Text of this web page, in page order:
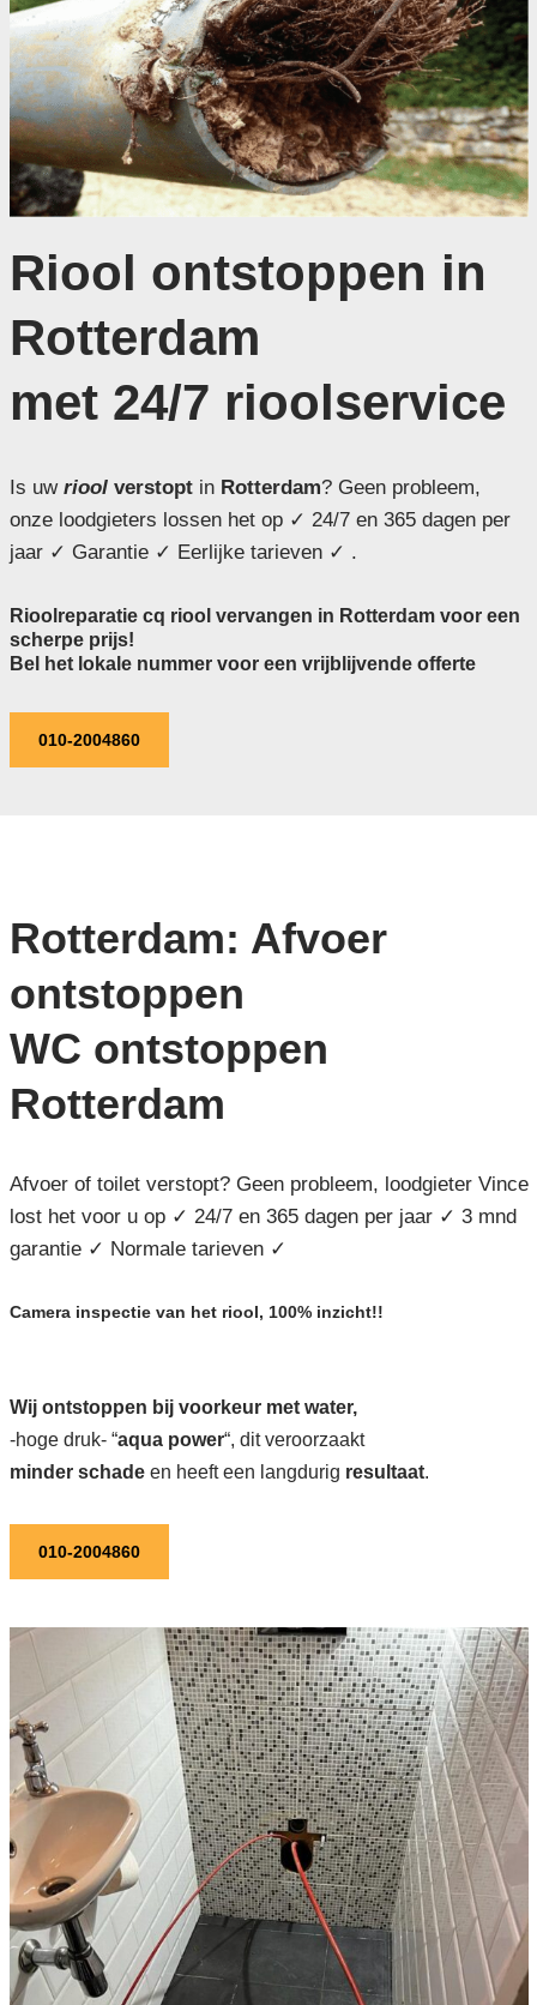
Riool ontstoppen in
Rotterdam
met 24/7 rioolservice
Is uw rioolverstoptin Rotterdam? Geen probleem,
onze loodgieters lossen het op ✓ 24/7 en 365 dagen per
jaar ✓ Garantie ✓ Eerlijke tarieven ✓ .
Rioolreparatie cq riool vervangen in Rotterdam voor een
scherpe prijs!
Bel het lokale nummer voor een vrijblijvende offerte
010-2004860
Rotterdam: Afvoer
ontstoppen
WC ontstoppen
Rotterdam
Afvoer of toilet verstopt? Geen probleem, loodgieter Vince
lost het voor u op ✓ 24/7 en 365 dagen per jaar ✓ 3 mnd
garantie ✓ Normale tarieven ✓
Camera inspectie van het riool, 100% inzicht!!
Wij ontstoppen bij voorkeur met water,
-hoge druk- “aqua power“, dit veroorzaakt
minder schadeen heeft een langdurig resultaat.
010-2004860